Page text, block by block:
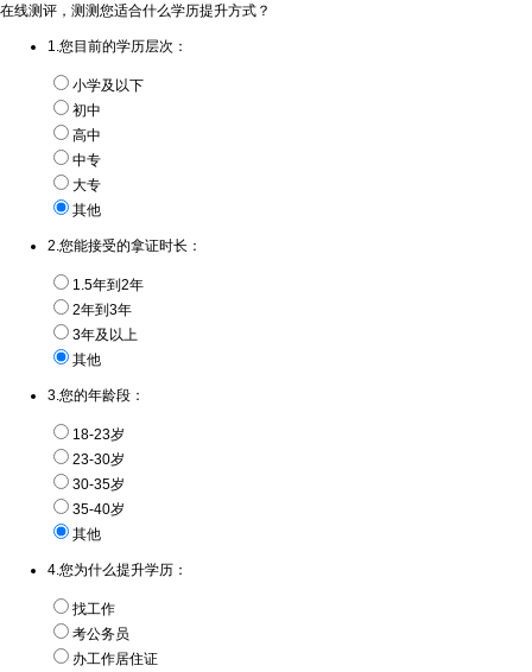
在线测评，测测您适合什么学历提升方式？
1.您目前的学历层次：
小学及以下
初中
高中
中专
大专
其他
2.您能接受的拿证时长：
1.5年到2年
2年到3年
3年及以上
其他
3.您的年龄段：
18-23岁
23-30岁
30-35岁
35-40岁
其他
4.您为什么提升学历：
找工作
考公务员
办工作居住证